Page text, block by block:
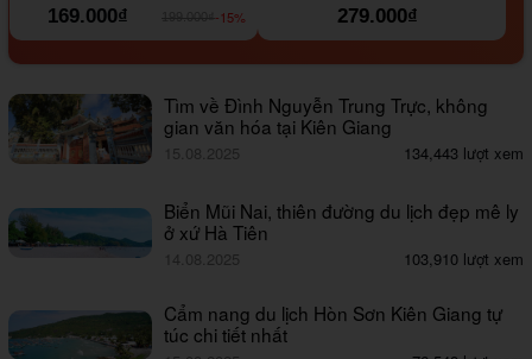
169.000₫
-15%
279.000₫
Tìm về Đình Nguyễn Trung Trực, không
gian văn hóa tại Kiên Giang
15.08.2025 134,443 lượt xem
Biển Mũi Nai, thiên đường du lịch đẹp mê ly
ở xứ Hà Tiên
14.08.2025 103,910 lượt xem
Cẩm nang du lịch Hòn Sơn Kiên Giang tự
túc chi tiết nhất